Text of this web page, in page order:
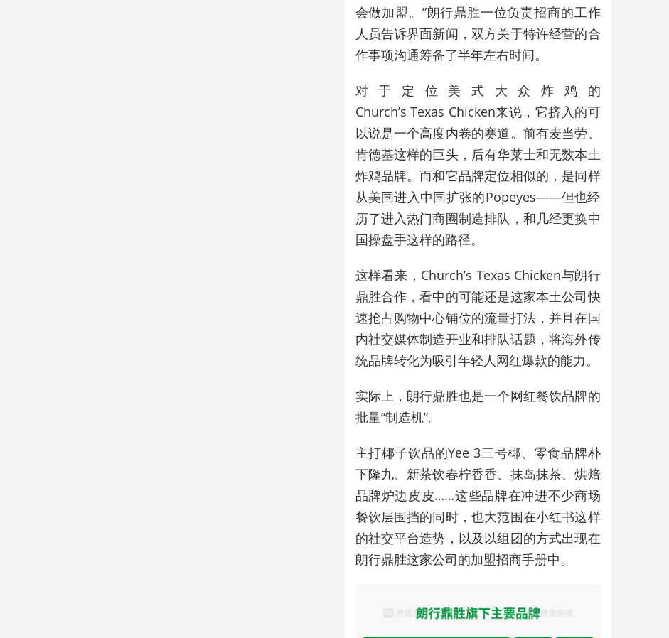
会做加盟。”朗行鼎胜一位负责招商的工作
人员告诉界面新闻，双方关于特许经营的合
作事项沟通筹备了半年左右时间。
对于定位美式大众炸鸡的
Church’s Texas Chicken来说，它挤入的可
以说是一个高度内卷的赛道。前有麦当劳、
肯德基这样的巨头，后有华莱士和无数本土
炸鸡品牌。而和它品牌定位相似的，是同样
从美国进入中国扩张的Popeyes——但也经
历了进入热门商圈制造排队，和几经更换中
国操盘手这样的路径。
这样看来，Church’s Texas Chicken与朗行
鼎胜合作，看中的可能还是这家本土公司快
速抢占购物中心铺位的流量打法，并且在国
内社交媒体制造开业和排队话题，将海外传
统品牌转化为吸引年轻人网红爆款的能力。
实际上，朗行鼎胜也是一个网红餐饮品牌的
批量“制造机”。
主打椰子饮品的Yee 3三号椰、零食品牌朴
下隆九、新茶饮春柠香香、抹岛抹茶、烘焙
品牌炉边皮皮……这些品牌在冲进不少商场
餐饮层围挡的同时，也大范围在小红书这样
的社交平台造势，以及以组团的方式出现在
朗行鼎胜这家公司的加盟招商手册中。